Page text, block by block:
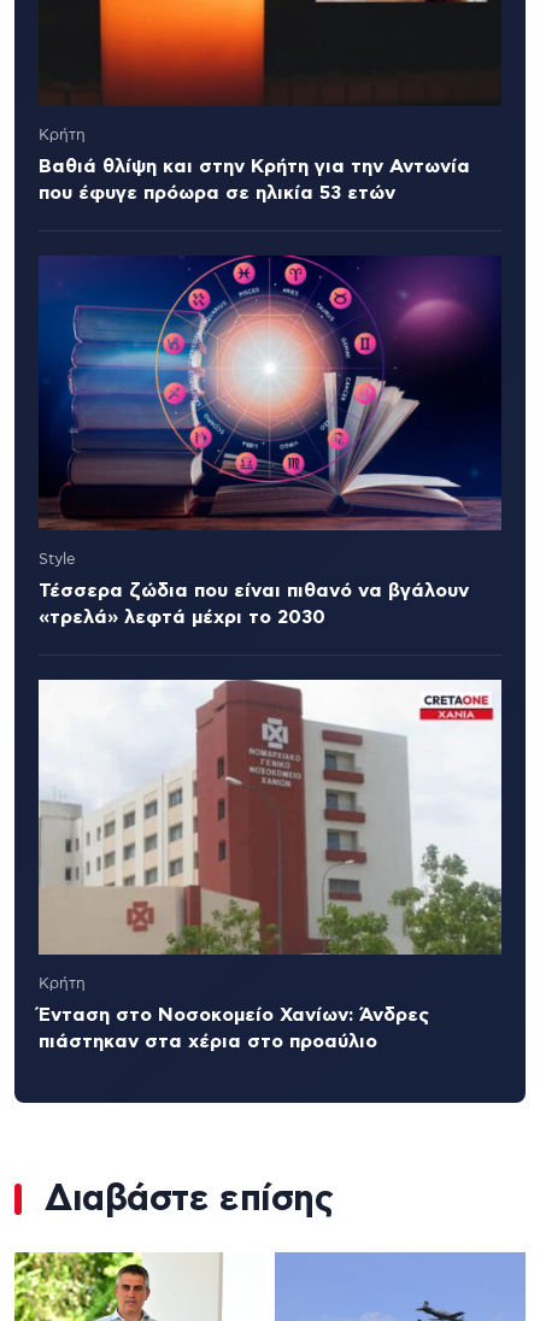
Κρήτη
Βαθιά θλίψη και στην Κρήτη για την Αντωνία
που έφυγε πρόωρα σε ηλικία 53 ετών
Style
Τέσσερα ζώδια που είναι πιθανό να βγάλουν
«τρελά» λεφτά μέχρι το 2030
Κρήτη
Ένταση στο Νοσοκομείο Χανίων: Άνδρες
πιάστηκαν στα χέρια στο προαύλιο
Διαβάστε επίσης